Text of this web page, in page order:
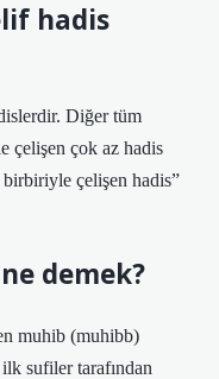
hadis
Diğer tüm
çelişen çok az hadis
çelişen hadis”
demek?
muhib (muhibb)
sufiler tarafından